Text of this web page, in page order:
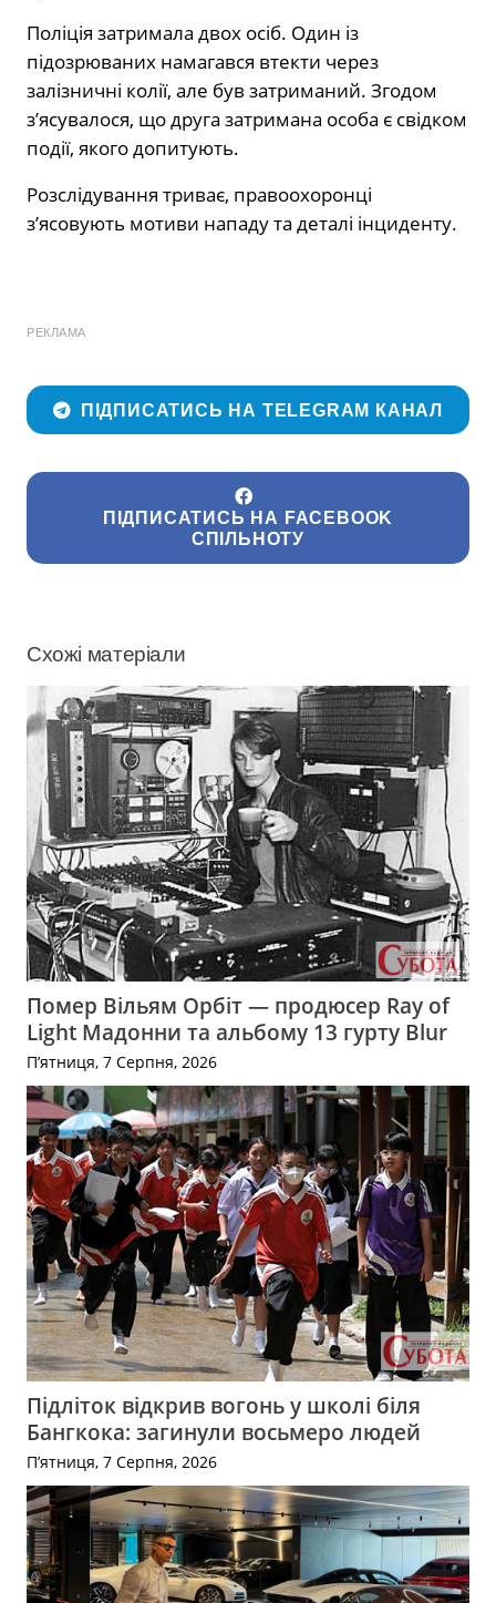
Поліція затримала двох осіб. Один із
підозрюваних намагався втекти через
залізничні колії, але був затриманий. Згодом
з’ясувалося, що друга затримана особа є свідком
події, якого допитують.
Розслідування триває, правоохоронці
з’ясовують мотиви нападу та деталі інциденту.
РЕКЛАМА
ПІДПИСАТИСЬ НА TELEGRAM КАНАЛ
ПІДПИСАТИСЬ НА FACEBOOK
СПІЛЬНОТУ
Схожі матеріали
Помер Вільям Орбіт — продюсер Ray of
Light Мадонни та альбому 13 гурту Blur
П’ятниця, 7 Серпня, 2026
Підліток відкрив вогонь у школі біля
Бангкока: загинули восьмеро людей
П’ятниця, 7 Серпня, 2026